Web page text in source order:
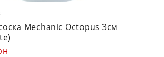
Mechanic Octopus 3см